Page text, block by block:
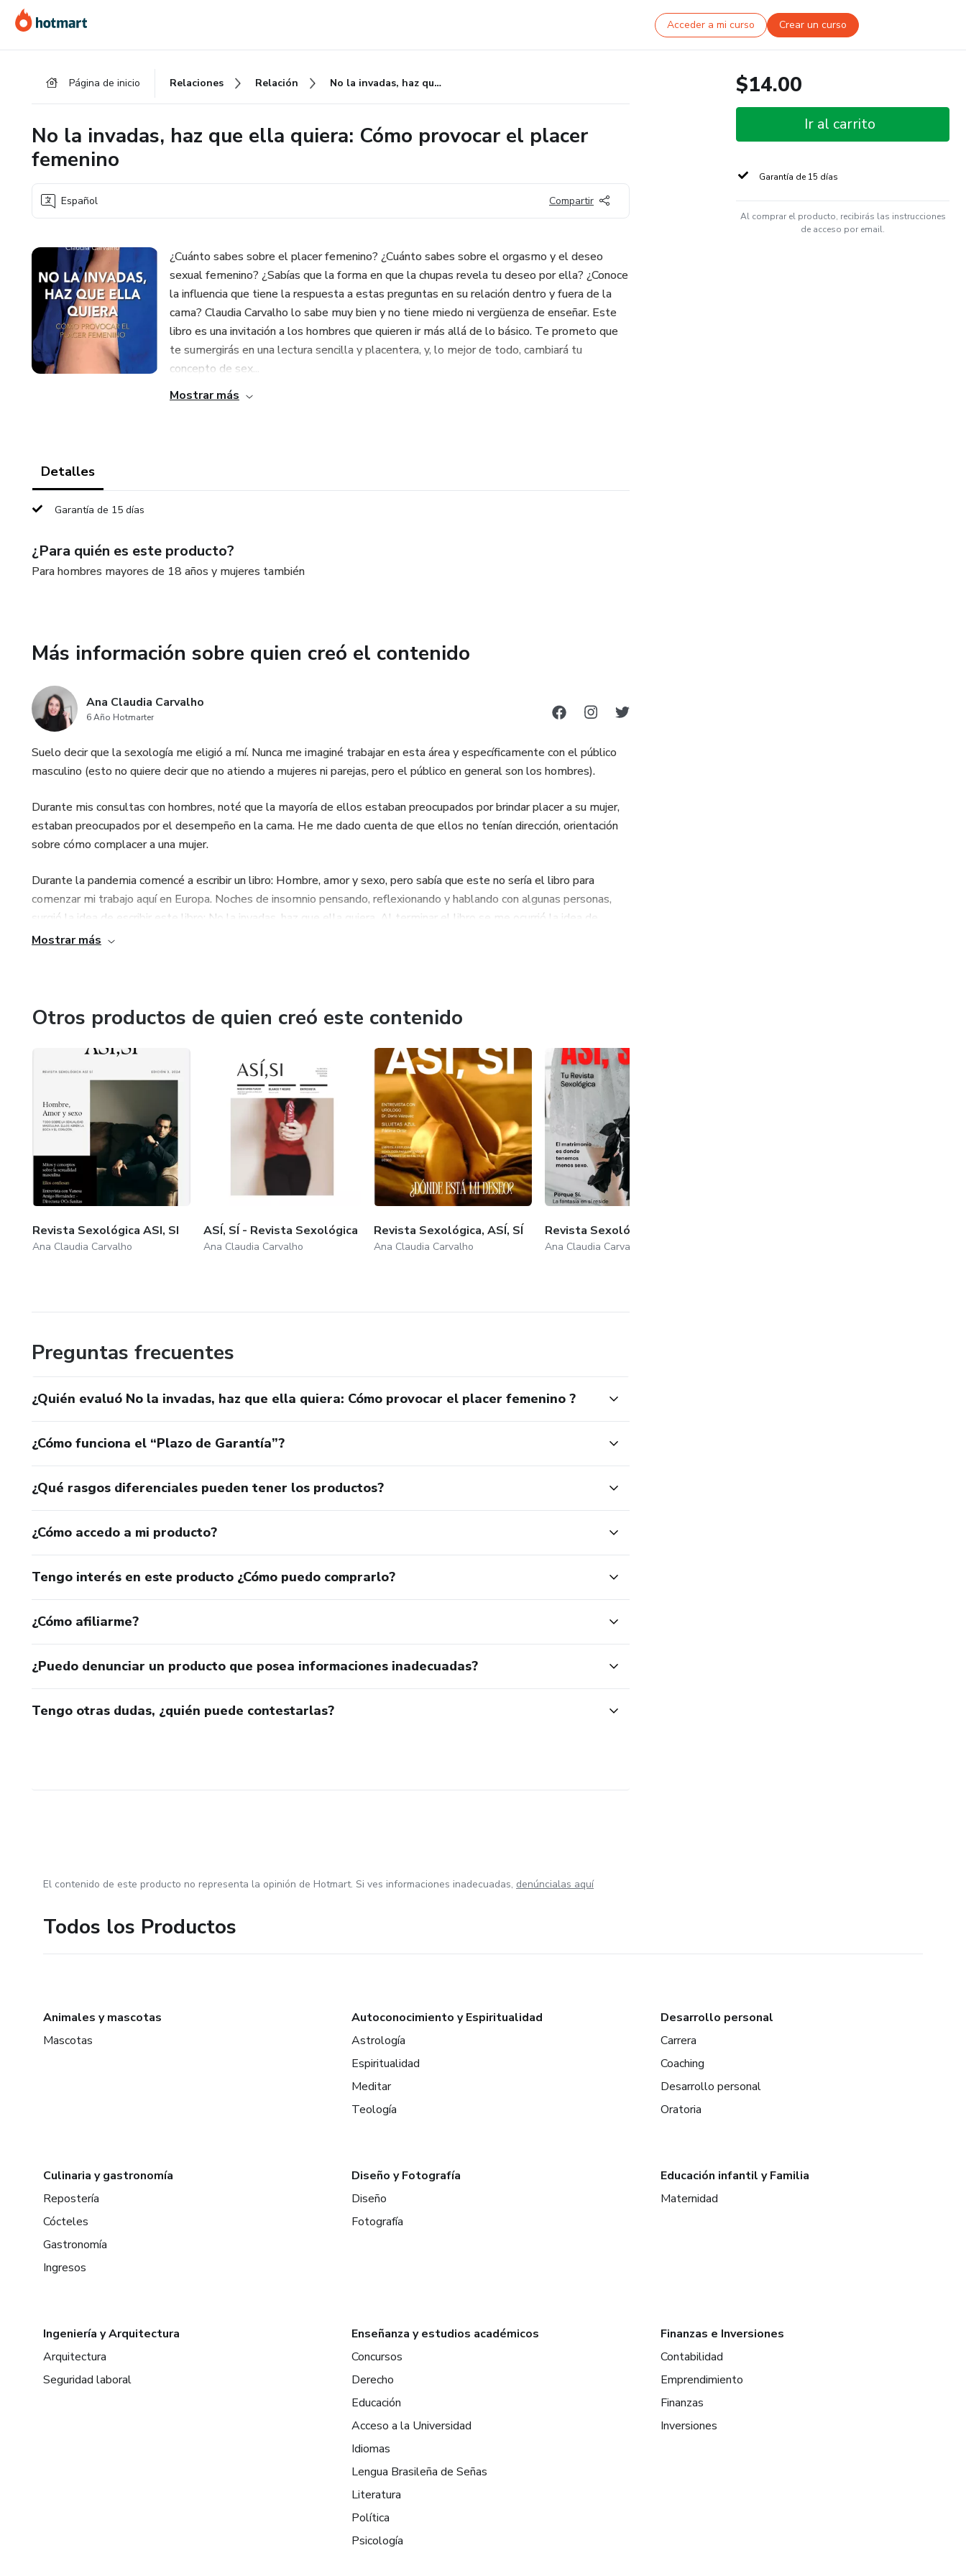
contenido
la
pie
Acceder a mi curso Crear un curso
Página de inicio Relaciones Relación No la invadas, haz que ella quiera: Cómo provocar el placer femenino
No la invadas, haz que ella quiera: Cómo provocar el placer
femenino
Español Compartir
¿Cuánto sabes sobre el placer femenino? ¿Cuánto sabes sobre el orgasmo y el deseo
sexual femenino? ¿Sabías que la forma en que la chupas revela tu deseo por ella? ¿Conoce
la influencia que tiene la respuesta a estas preguntas en su relación dentro y fuera de la
cama? Claudia Carvalho lo sabe muy bien y no tiene miedo ni vergüenza de enseñar. Este
libro es una invitación a los hombres que quieren ir más allá de lo básico. Te prometo que
te sumergirás en una lectura sencilla y placentera, y, lo mejor de todo, cambiará tu
concepto de sex...
Mostrar más
Detalles
Garantía de 15 días
¿Para quién es este producto?
Para hombres mayores de 18 años y mujeres también
Más información sobre quien creó el contenido
Ana Claudia Carvalho
6 Año Hotmarter
Suelo decir que la sexología me eligió a mí. Nunca me imaginé trabajar en esta área y específicamente con el público
masculino (esto no quiere decir que no atiendo a mujeres ni parejas, pero el público en general son los hombres).
Durante mis consultas con hombres, noté que la mayoría de ellos estaban preocupados por brindar placer a su mujer,
estaban preocupados por el desempeño en la cama. He me dado cuenta de que ellos no tenían dirección, orientación
sobre cómo complacer a una mujer.
Durante la pandemia comencé a escribir un libro: Hombre, amor y sexo, pero sabía que este no sería el libro para
comenzar mi trabajo aquí en Europa. Noches de insomnio pensando, reflexionando y hablando con algunas personas,
surgió la idea de escribir este libro: No la invadas, haz que ella quiera. Al terminar el libro se me ocurrió la idea de
transformar el contenido del libro en un curso para hombres.
Especialista en sex coaching
Terapia de pareja
Máster Experto en Sexología
Mostrar más
Otros productos de quien creó este contenido
Revista Sexológica ASI, SI
Ana Claudia Carvalho
ASÍ, SÍ - Revista Sexológica
Ana Claudia Carvalho
Revista Sexológica, ASÍ, SÍ
Ana Claudia Carvalho
Revista Sexológica ASI, SI
Ana Claudia Carvalho
Preguntas frecuentes
¿Quién evaluó No la invadas, haz que ella quiera: Cómo provocar el placer femenino ?
¿Cómo funciona el “Plazo de Garantía”?
¿Qué rasgos diferenciales pueden tener los productos?
¿Cómo accedo a mi producto?
Tengo interés en este producto ¿Cómo puedo comprarlo?
¿Cómo afiliarme?
¿Puedo denunciar un producto que posea informaciones inadecuadas?
Tengo otras dudas, ¿quién puede contestarlas?
$14.00
Ir al carrito
Garantía de 15 días
Al comprar el producto, recibirás las instrucciones
de acceso por email.
El contenido de este producto no representa la opinión de Hotmart. Si ves informaciones inadecuadas, denúncialas aquí
Todos los Productos
Animales y mascotas
Mascotas
Autoconocimiento y Espiritualidad
Astrología
Espiritualidad
Meditar
Teología
Desarrollo personal
Carrera
Coaching
Desarrollo personal
Oratoria
Culinaria y gastronomía
Repostería
Cócteles
Gastronomía
Ingresos
Diseño y Fotografía
Diseño
Fotografía
Educación infantil y Familia
Maternidad
Ingeniería y Arquitectura
Arquitectura
Seguridad laboral
Enseñanza y estudios académicos
Concursos
Derecho
Educación
Acceso a la Universidad
Idiomas
Lengua Brasileña de Señas
Literatura
Política
Psicología
Finanzas e Inversiones
Contabilidad
Emprendimiento
Finanzas
Inversiones